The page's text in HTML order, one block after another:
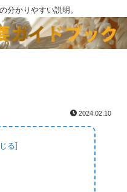
分かりやすい説明。
2024.02.10